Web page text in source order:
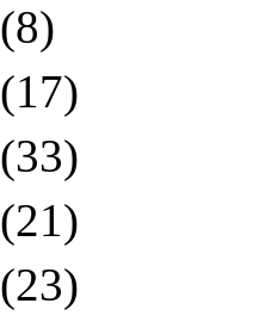
(8)
(17)
(33)
(21)
(23)